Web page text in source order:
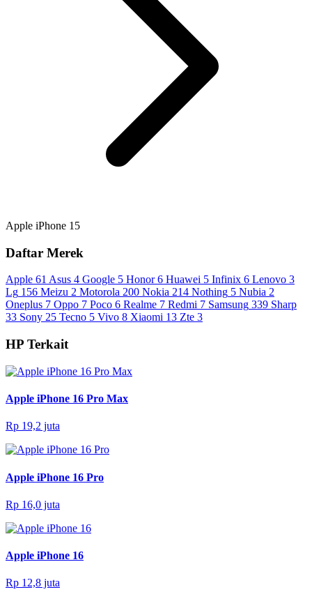
Apple iPhone 15
Daftar Merek
Apple 61 Asus 4 Google 5 Honor 6 Huawei 5 Infinix 6 Lenovo 3
Lg 156 Meizu 2 Motorola 200 Nokia 214 Nothing 5 Nubia 2
Oneplus 7 Oppo 7 Poco 6 Realme 7 Redmi 7 Samsung 339 Sharp
33 Sony 25 Tecno 5 Vivo 8 Xiaomi 13 Zte 3
HP Terkait
Apple iPhone 16 Pro Max
Rp 19,2 juta
Apple iPhone 16 Pro
Rp 16,0 juta
Apple iPhone 16
Rp 12,8 juta